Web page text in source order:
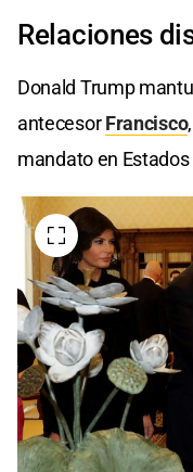
Relaciones
Donald Trump
antecesorFrancisco
mandato en